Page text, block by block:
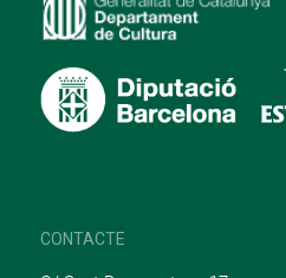
CONTACTE